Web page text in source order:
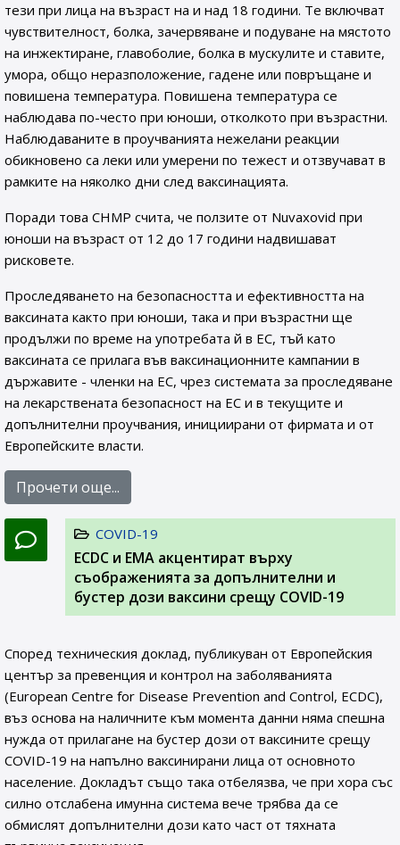
тези при лица на възраст на и над 18 години. Те включват
чувствителност, болка, зачервяване и подуване на мястото
на инжектиране, главоболие, болка в мускулите и ставите,
умора, общо неразположение, гадене или повръщане и
повишена температура. Повишена температура се
наблюдава по-често при юноши, отколкото при възрастни.
Наблюдаваните в проучванията нежелани реакции
обикновено са леки или умерени по тежест и отзвучават в
рамките на няколко дни след ваксинацията.
Поради това CHMP счита, че ползите от Nuvaxovid при
юноши на възраст от 12 до 17 години надвишават
рисковете.
Проследяването на безопасността и ефективността на
ваксината както при юноши, така и при възрастни ще
продължи по време на употребата й в ЕС, тъй като
ваксината се прилага във ваксинационните кампании в
държавите - членки на ЕС, чрез системата за проследяване
на лекарствената безопасност на ЕС и в текущите и
допълнителни проучвания, инициирани от фирмата и от
Европейските власти.
Прочети още...
COVID-19
ЕCDC и EMA акцентират върху
съображенията за допълнителни и
бустер дози ваксини срещу COVID-19
Според техническия доклад, публикуван от Европейския
център за превенция и контрол на заболяванията
(European Centre for Disease Prevention and Control, ECDC),
въз основа на наличните към момента данни няма спешна
нужда от прилагане на бустер дози от ваксините срещу
COVID-19 на напълно ваксинирани лица от основното
население. Докладът също така отбелязва, че при хора със
силно отслабена имунна система вече трябва да се
обмислят допълнителни дози като част от тяхната